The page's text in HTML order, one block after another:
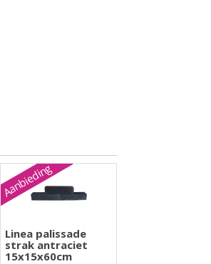
Aanbieding
Linea palissade
strak antraciet
15x15x60cm